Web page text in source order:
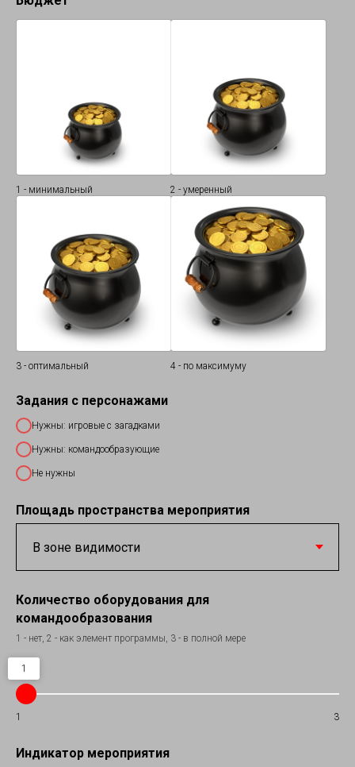
1 - минимальный 2 - умеренный
3 - оптимальный 4 - по максимуму
Задания с персонажами
Нужны: игровые с загадками
Нужны: командообразующие
Не нужны
Площадь пространства мероприятия
Количество оборудования для
командообразования
1 - нет, 2 - как элемент программы, 3 - в полной мере
1
1 3
Индикатор мероприятия